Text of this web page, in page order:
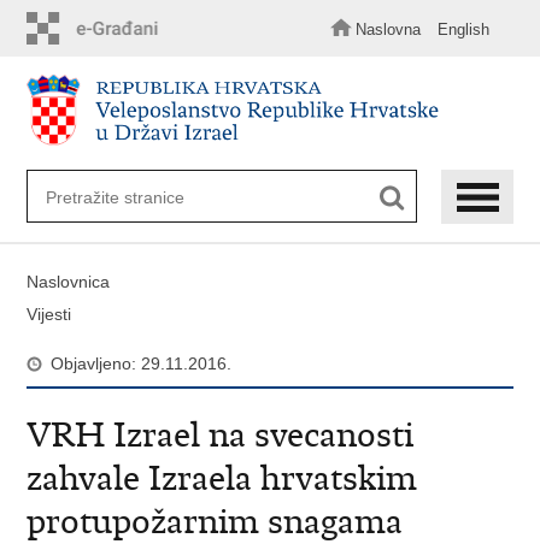
sadržaj
Naslovna English
Naslovnica
Vijesti
Objavljeno: 29.11.2016.
VRH Izrael na svecanosti
zahvale Izraela hrvatskim
protupožarnim snagama